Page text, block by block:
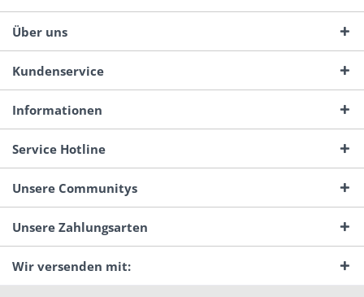
Über uns
Kundenservice
Informationen
Service Hotline
Unsere Communitys
Unsere Zahlungsarten
Wir versenden mit: